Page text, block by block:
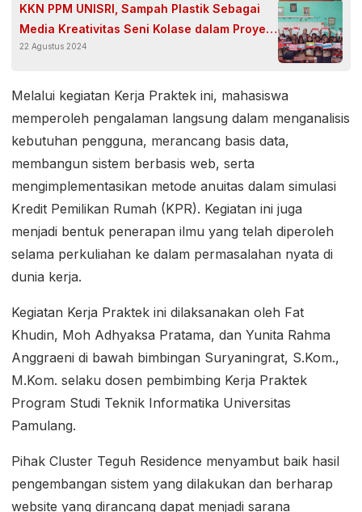
KKN PPM UNISRI, Sampah Plastik Sebagai
Media Kreativitas Seni Kolase dalam Proyek
Penguatan Profil Pelajar Pancasila
22 Agustus 2024
Melalui kegiatan Kerja Praktek ini, mahasiswa
memperoleh pengalaman langsung dalam menganalisis
kebutuhan pengguna, merancang basis data,
membangun sistem berbasis web, serta
mengimplementasikan metode anuitas dalam simulasi
Kredit Pemilikan Rumah (KPR). Kegiatan ini juga
menjadi bentuk penerapan ilmu yang telah diperoleh
selama perkuliahan ke dalam permasalahan nyata di
dunia kerja.
Kegiatan Kerja Praktek ini dilaksanakan oleh Fat
Khudin, Moh Adhyaksa Pratama, dan Yunita Rahma
Anggraeni di bawah bimbingan Suryaningrat, S.Kom.,
M.Kom. selaku dosen pembimbing Kerja Praktek
Program Studi Teknik Informatika Universitas
Pamulang.
Pihak Cluster Teguh Residence menyambut baik hasil
pengembangan sistem yang dilakukan dan berharap
website yang dirancang dapat menjadi sarana